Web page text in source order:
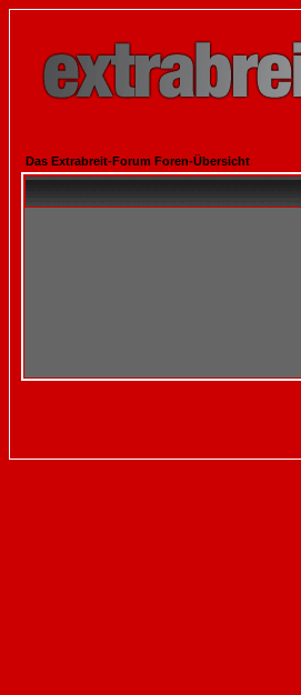
Das Extrabreit-Forum Foren-Übersicht